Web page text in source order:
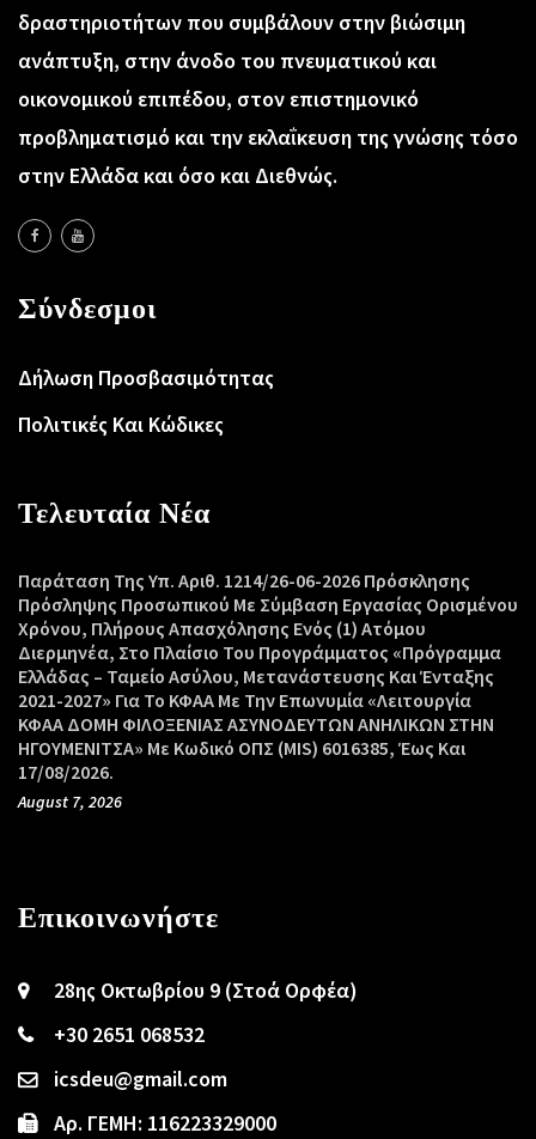
δραστηριοτήτων που συμβάλουν στην βιώσιμη
ανάπτυξη, στην άνοδο του πνευματικού και
οικονομικού επιπέδου, στον επιστημονικό
προβληματισμό και την εκλαΐκευση της γνώσης τόσο
στην Ελλάδα και όσο και Διεθνώς.
Σύνδεσμοι
Δήλωση Προσβασιμότητας
Πολιτικές Και Κώδικες
Τελευταία Νέα
Παράταση Της Υπ. Αριθ. 1214/26-06-2026 Πρόσκλησης
Πρόσληψης Προσωπικού Με Σύμβαση Εργασίας Ορισμένου
Χρόνου, Πλήρους Απασχόλησης Ενός (1) Ατόμου
Διερμηνέα, Στο Πλαίσιο Του Προγράμματος «Πρόγραμμα
Ελλάδας – Ταμείο Ασύλου, Μετανάστευσης Και Ένταξης
2021-2027» Για Το ΚΦΑΑ Με Την Επωνυμία «Λειτουργία
ΚΦΑΑ ΔΟΜΗ ΦΙΛΟΞΕΝΙΑΣ ΑΣΥΝΟΔΕΥΤΩΝ ΑΝΗΛΙΚΩΝ ΣΤΗΝ
ΗΓΟΥΜΕΝΙΤΣΑ» Με Κωδικό ΟΠΣ (MIS) 6016385, Έως Και
17/08/2026.
August 7, 2026
Επικοινωνήστε
28ης Οκτωβρίου 9 (Στοά Ορφέα)
+30 2651 068532
icsdeu@gmail.com
Αρ. ΓΕΜΗ: 116223329000